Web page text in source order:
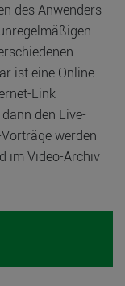
des Anwenders
ist eine Online-
Link
den Live-
werden
im Video-Archiv